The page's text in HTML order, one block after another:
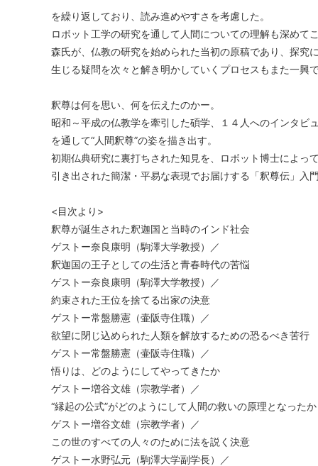
を繰り返しており、読み進めやすさを考慮した。
ロボット工学の研究を通して人間についての理解も深めて
森氏が、仏教の研究を始められた当初の原稿であり、探究
生じる疑問を次々と解き明かしていくプロセスもまた一興で
釈尊は何を思い、何を伝えたのかー。
昭和～平成の仏教学を牽引した碩学、１４人へのインタビ
を通して“人間釈尊”の姿を描き出す。
初期仏典研究に裏打ちされた知見を、ロボット博士によって
引き出された簡潔・平易な表現でお届けする「釈尊伝」入門
<目次より>
釈尊が誕生された釈迦国と当時のインド社会
ゲストー奈良康明（駒澤大学教授）／
釈迦国の王子としての生活と青春時代の苦悩
ゲストー奈良康明（駒澤大学教授）／
約束された王位を捨てる出家の決意
ゲストー常盤勝憲（壷阪寺住職）／
欲望に閉じ込められた人類を解放するための恐るべき苦行
ゲストー常盤勝憲（壷阪寺住職）／
悟りは、どのようにしてやってきたか
ゲストー増谷文雄（宗教学者）／
“縁起の公式”がどのようにして人間の救いの原理となった
ゲストー増谷文雄（宗教学者）／
この世のすべての人々のために法を説く決意
ゲストー水野弘元（駒澤大学副学長）／